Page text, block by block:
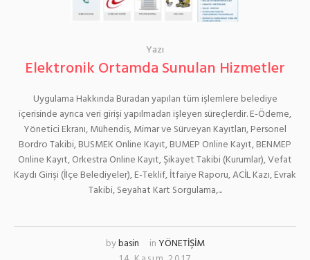
Yazı
Elektronik Ortamda Sunulan Hizmetler
Uygulama Hakkında Buradan yapılan tüm işlemlere belediye
içerisinde ayrıca veri girişi yapılmadan işleyen süreçlerdir. E-Ödeme,
Yönetici Ekranı, Mühendis, Mimar ve Sürveyan Kayıtları, Personel
Bordro Takibi, BUSMEK Online Kayıt, BUMEP Online Kayıt, BENMEP
Online Kayıt, Orkestra Online Kayıt, Şikayet Takibi (Kurumlar), Vefat
Kaydı Girişi (İlçe Belediyeler), E-Teklif, İtfaiye Raporu, ACİL Kazı, Evrak
Takibi, Seyahat Kart Sorgulama,...
bybasin inYÖNETİŞİM